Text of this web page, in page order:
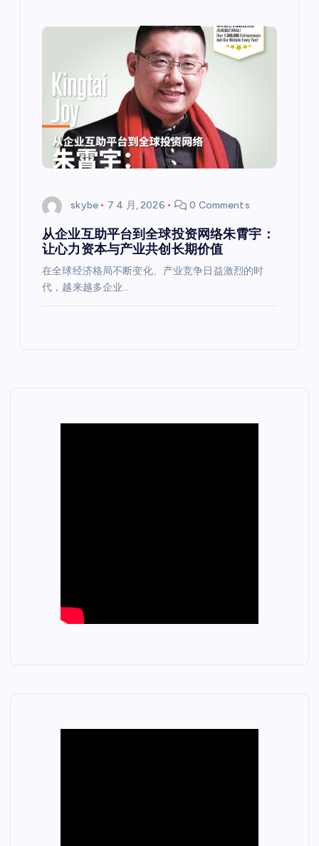
skybe 7 4 月, 2026 0 Comments
从企业互助平台到全球投资网络朱霄宇：
让心力资本与产业共创长期价值
在全球经济格局不断变化、产业竞争日益激烈的时
代，越来越多企业…